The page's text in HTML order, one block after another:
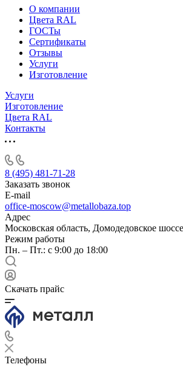
О компании
Цвета RAL
ГОСТы
Сертификаты
Отзывы
Услуги
Изготовление
Услуги
Изготовление
Цвета RAL
Контакты
8 (495) 481-71-28
Заказать звонок
E-mail
office-moscow@metallobaza.top
Адрес
Московская область, Домодедовское
Режим работы
Пн. – Пт.: с 9:00 до 18:00
Скачать прайс
Телефоны